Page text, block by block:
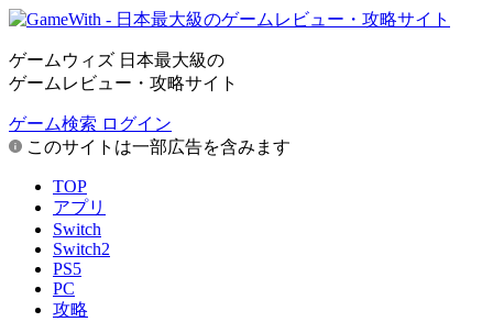
ゲームウィズ 日本最大級の
ゲームレビュー・攻略サイト
ゲーム検索 ログイン
このサイトは一部広告を含みます
TOP
アプリ
Switch
Switch2
PS5
PC
攻略